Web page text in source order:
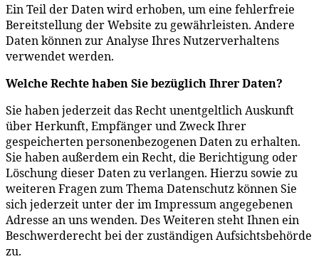
Ein Teil der Daten wird erhoben, um eine fehlerfreie
Bereitstellung der Website zu gewährleisten. Andere
Daten können zur Analyse Ihres Nutzerverhaltens
verwendet werden.
Welche Rechte haben Sie bezüglich Ihrer Daten?
Sie haben jederzeit das Recht unentgeltlich Auskunft
über Herkunft, Empfänger und Zweck Ihrer
gespeicherten personenbezogenen Daten zu erhalten.
Sie haben außerdem ein Recht, die Berichtigung oder
Löschung dieser Daten zu verlangen. Hierzu sowie zu
weiteren Fragen zum Thema Datenschutz können Sie
sich jederzeit unter der im Impressum angegebenen
Adresse an uns wenden. Des Weiteren steht Ihnen ein
Beschwerderecht bei der zuständigen Aufsichtsbehörde
zu.